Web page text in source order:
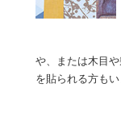
や、または木目
を貼られる方も